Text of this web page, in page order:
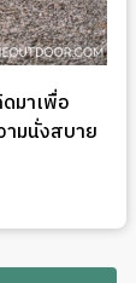
มาเพื่อ
มนั่งสบาย